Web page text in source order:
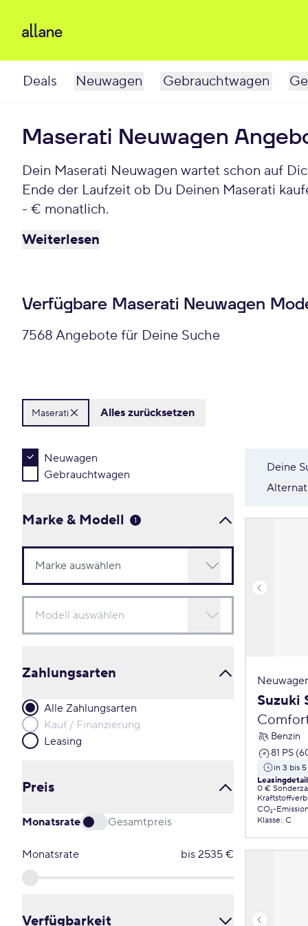
Deals Neuwagen Gebrauchtwagen
Maserati Neuwagen
Dein Maserati Neuwagen wartet schon auf
Ende der Laufzeit ob Du Deinen Maserati
- € monatlich.
Weiterlesen
Verfügbare Maserati Neuwagen
7568 Angebote für Deine Suche
Maserati Alles zurücksetzen
Neuwagen
Gebrauchtwagen
Marke & Modell 1
Zahlungsarten
Alle Zahlungsarten
Kauf / Finanzierung
Leasing
Preis
Monatsrate Gesamtpreis
Monatsrate bis 2535 €
Verfügbarkeit
Deine
Suzuki
Benzin
81 PS
in 3 bis
0 €
CO₂-
Klasse: C